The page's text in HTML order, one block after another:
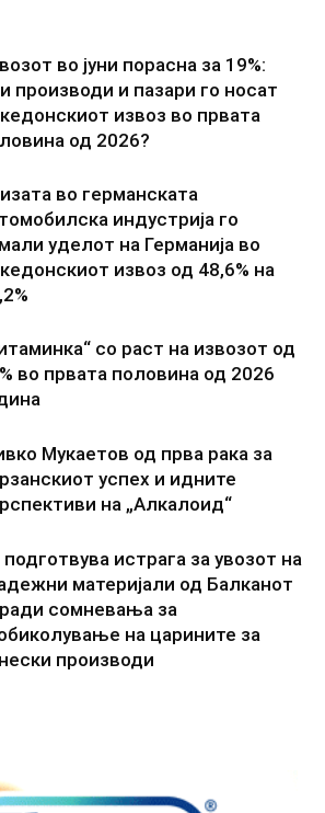
во јуни порасна за 19%:
производи и пазари го носат
извоз во првата
од 2026?
во германската
индустрија го
уделот на Германија во
извоз од 48,6% на
со раст на извозот од
во првата половина од 2026
Мукаетов од прва рака за
успех и идните
на „Алкалоид“
истрага за увозот на
материјали од Балканот
сомневања за
на царините за
производи